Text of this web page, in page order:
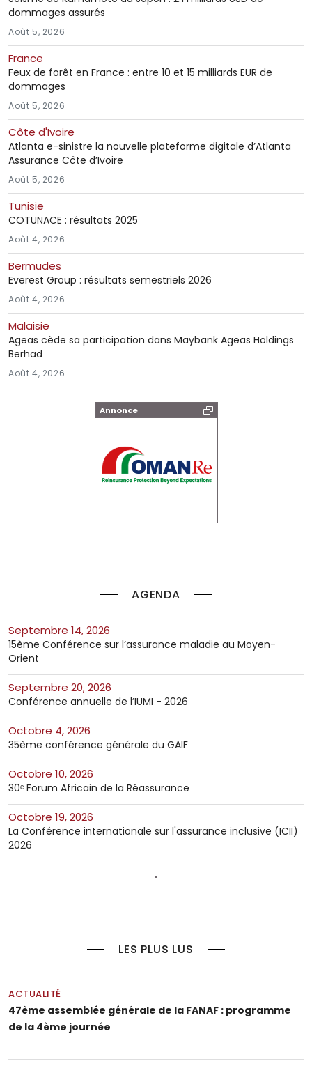
Annonce
AGENDA
septembre 14, 2026
15ème Conférence sur l’assurance maladie au Moyen-
Orient
septembre 20, 2026
Conférence annuelle de l’IUMI - 2026
octobre 4, 2026
35ème conférence générale du GAIF
octobre 10, 2026
30ᵉ Forum Africain de la Réassurance
octobre 19, 2026
La Conférence internationale sur l'assurance inclusive (ICII)
2026
LES PLUS LUS
ACTUALITÉ
47ème assemblée générale de la FANAF : programme
de la 4ème journée
dommages assurés
Août 5, 2026
France
Feux de forêt en France : entre 10 et 15 milliards EUR de
dommages
Août 5, 2026
Côte d'Ivoire
Atlanta e-sinistre la nouvelle plateforme digitale d’Atlanta
Assurance Côte d’Ivoire
Août 5, 2026
Tunisie
COTUNACE : résultats 2025
Août 4, 2026
Bermudes
Everest Group : résultats semestriels 2026
Août 4, 2026
Malaisie
Ageas cède sa participation dans Maybank Ageas Holdings
Berhad
Août 4, 2026